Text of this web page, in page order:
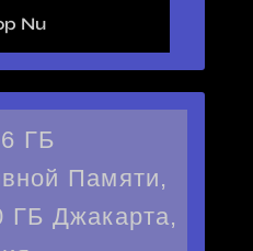
Nu
ГБ
Памяти,
ГБ Джакарта,